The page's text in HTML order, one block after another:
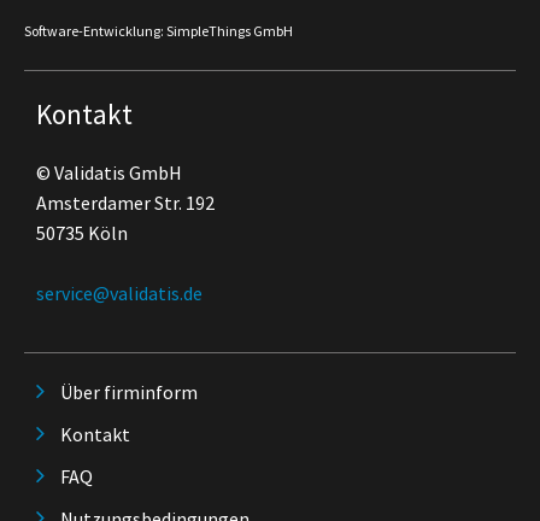
Software-Entwicklung: SimpleThings GmbH
Kontakt
© Validatis GmbH
Amsterdamer Str. 192
50735 Köln
service@validatis.de
Über firminform
Kontakt
FAQ